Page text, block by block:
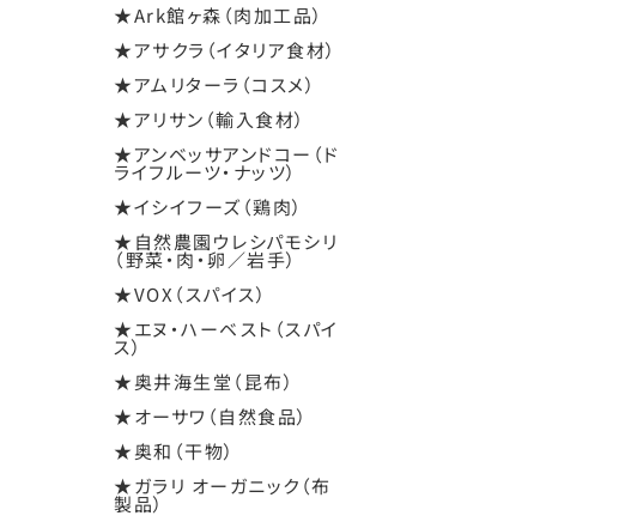
★Ark館ヶ森（肉加工品）
★アサクラ（イタリア食材）
★アムリターラ（コスメ）
★アリサン（輸入食材）
★アンベッサアンドコー（ド
ライフルーツ・ナッツ）
★イシイフーズ（鶏肉）
★自然農園ウレシパモシリ
（野菜・肉・卵／岩手）
★VOX（スパイス）
★エヌ・ハーベスト（スパイ
ス）
★奥井海生堂（昆布）
★オーサワ（自然食品）
★奥和（干物）
★ガラリ オーガニック（布
製品）